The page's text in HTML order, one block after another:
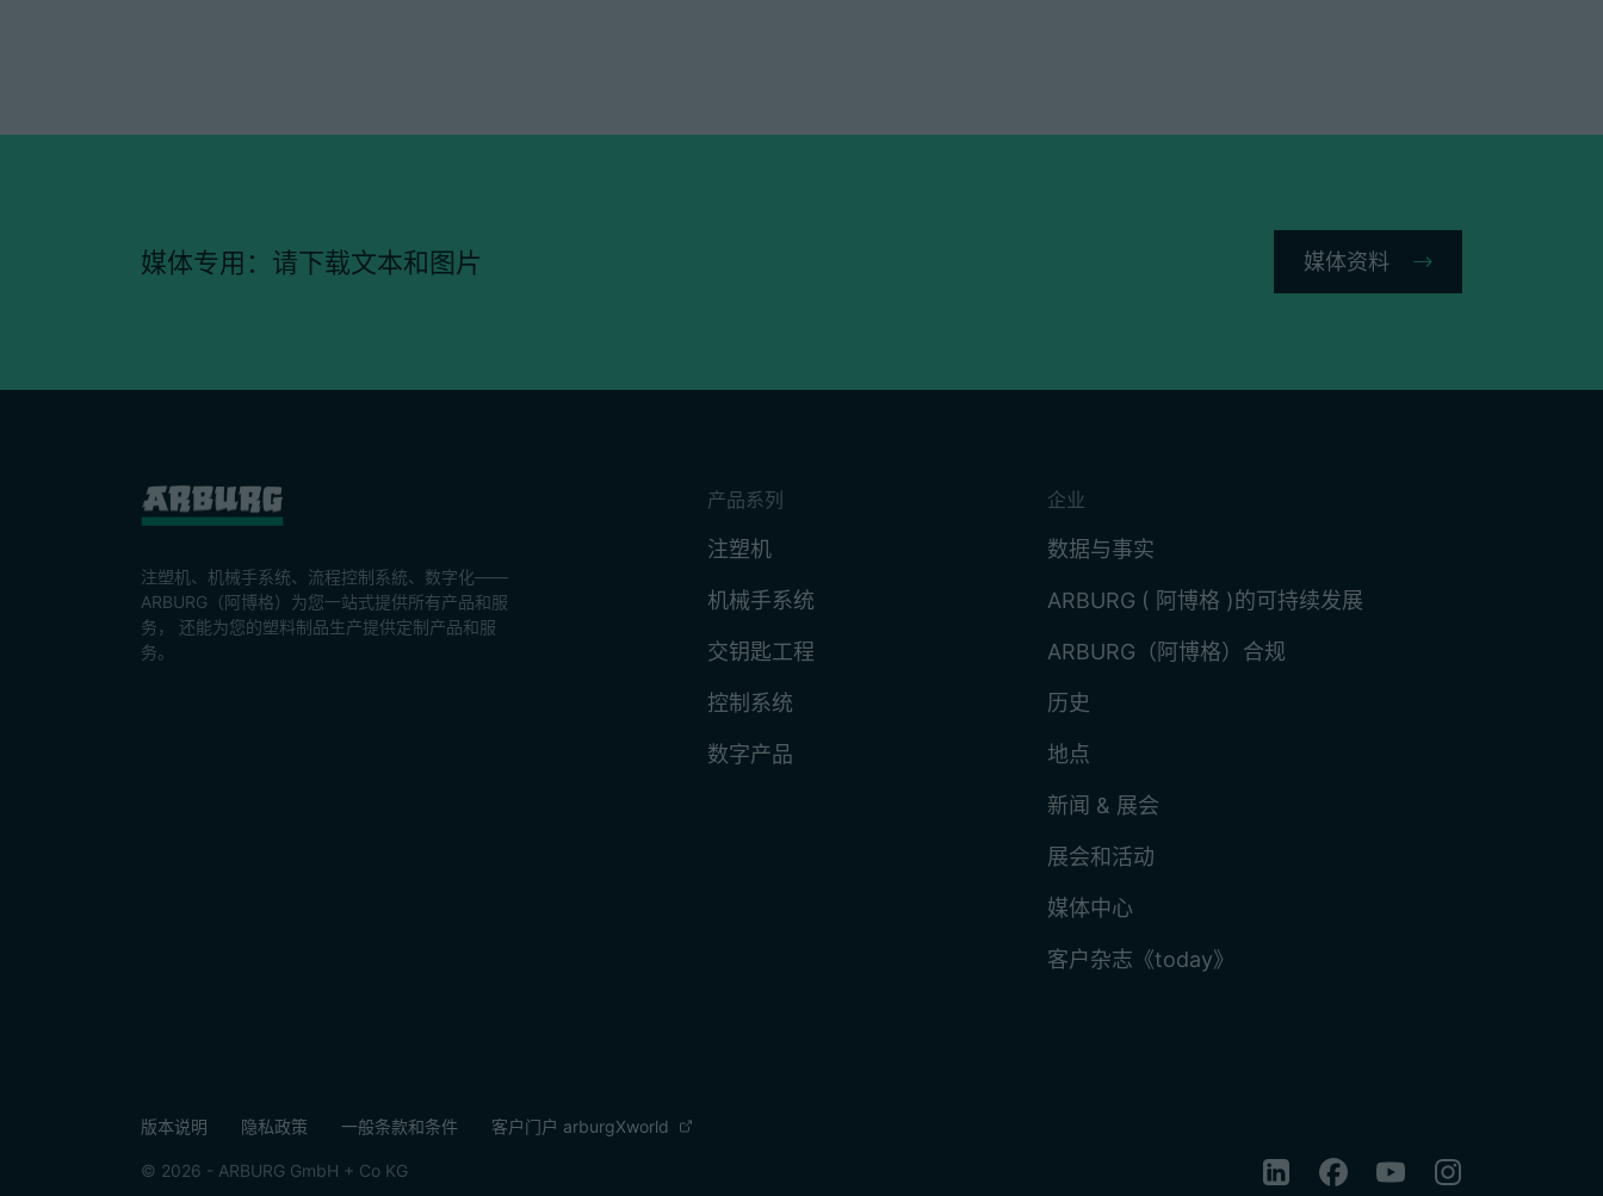
媒体专用：请下载文本和图片 媒体资料
注塑机、机械手系统、流程控制系統、数字化——
ARBURG（阿博格）为您一站式提供所有产品和服
务， 还能为您的塑料制品生产提供定制产品和服
务。
产品系列
注塑机
机械手系统
交钥匙工程
控制系统
数字产品
企业
数据与事实
ARBURG ( 阿博格 )的可持续发展
ARBURG（阿博格）合规
历史
地点
新闻 & 展会
展会和活动
媒体中心
客户杂志《today》
版本说明 隐私政策 一般条款和条件 客户门户 arburgXworld
© 2026 - ARBURG GmbH + Co KG